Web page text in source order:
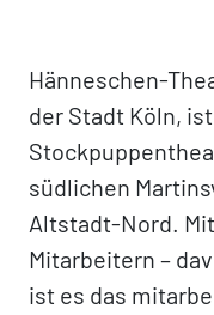
Hänneschen-
der Stadt Köln,
südlichen
Altstadt-Nord.
Mitarbeitern –
ist es das